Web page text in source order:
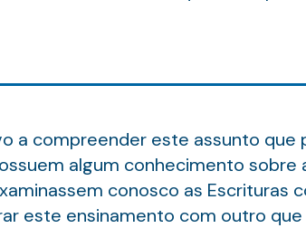
a compreender este assunto que
algum conhecimento sobre
conosco as Escrituras
este ensinamento com outro